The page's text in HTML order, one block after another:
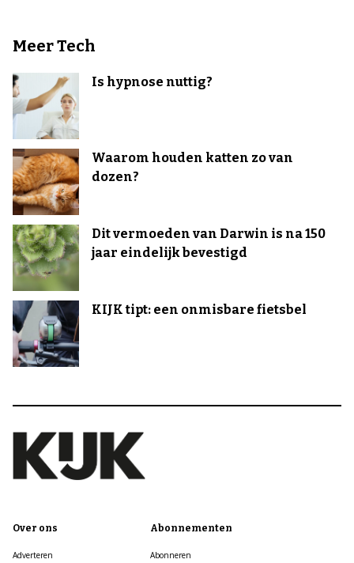
Meer Tech
Is hypnose nuttig?
Waarom houden katten zo van
dozen?
Dit vermoeden van Darwin is na 150
jaar eindelijk bevestigd
KIJK tipt: een onmisbare fietsbel
Over ons
Adverteren
Abonnementen
Abonneren